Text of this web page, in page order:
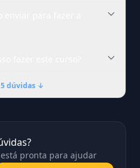
dúvidas ↓
pronta para ajudar